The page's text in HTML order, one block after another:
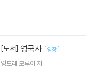
[도서] 영국사 [양장]
앙드레 모루아저